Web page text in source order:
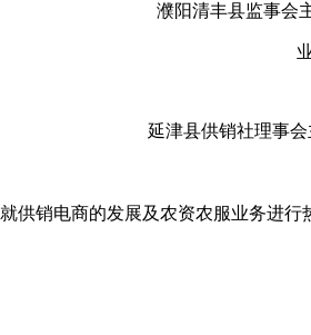
濮阳清丰县监事会
延津县供销社理事
供销电商的发展及农资农服业务进